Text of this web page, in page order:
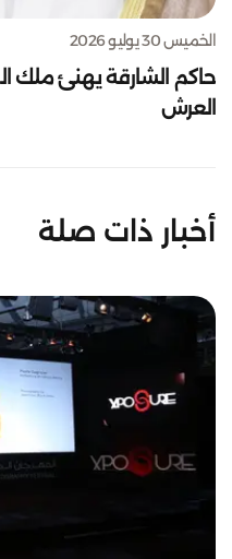
الخميس 30 يوليو 2026
حاكم الشارقة يهنئ ملك
العرش
أخبار ذات صلة